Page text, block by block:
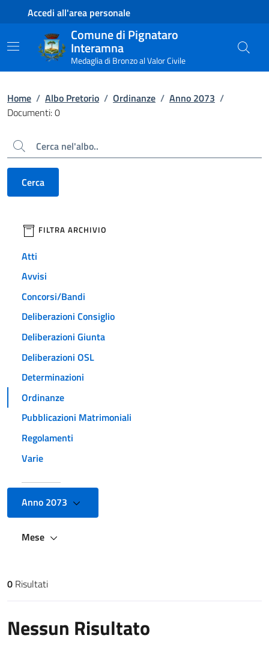
Contenuto principale
Piede di paginaAccedi all'area personale
Comune di Pignataro
Interamna
Medaglia di Bronzo al Valor Civile
Home / Albo Pretorio / Ordinanze / Anno 2073 /
Documenti: 0
Cerca
Cerca
filtri da applicare
FILTRA ARCHIVIO
Atti
Avvisi
Concorsi/Bandi
Deliberazioni Consiglio
Deliberazioni Giunta
Deliberazioni OSL
Determinazioni
Ordinanze
Pubblicazioni Matrimoniali
Regolamenti
Varie
Anno 2073
Mese
Risultati di ricerca
0 Risultati
Nessun Risultato